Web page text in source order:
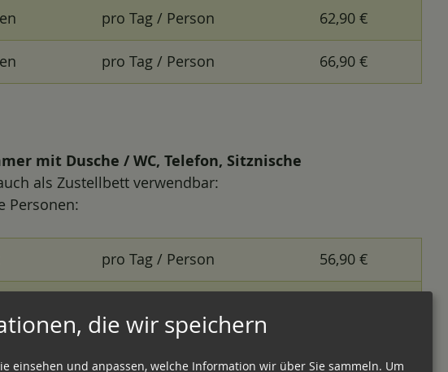
pro Tag / Person 62,90 €
pro Tag / Person 66,90 €
mit Dusche / WC, Telefon, Sitznische
als Zustellbett verwendbar:
Personen:
pro Tag / Person 56,90 €
pro Tag / Person
die wir speichern
einsehen und anpassen, welche Information wir über Sie sammeln. Um